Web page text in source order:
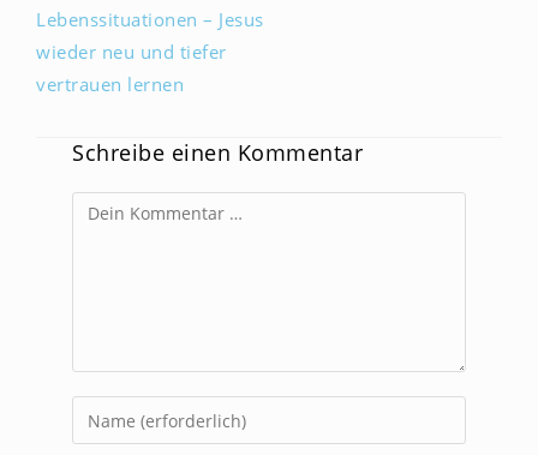
Lebenssituationen – Jesus
wieder neu und tiefer
vertrauen lernen
Schreibe einen Kommentar
Kommentar
Gib
deinen